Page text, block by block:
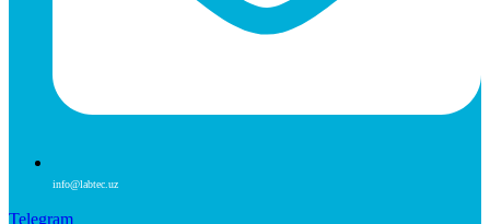
info@labtec.uz
Telegram